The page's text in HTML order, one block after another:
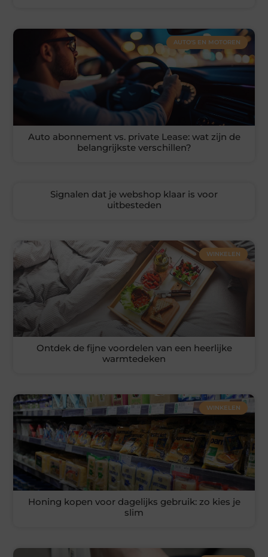
AUTO'S EN MOTOREN
Auto abonnement vs. private Lease: wat zijn de
belangrijkste verschillen?
Signalen dat je webshop klaar is voor
uitbesteden
WINKELEN
Ontdek de fijne voordelen van een heerlijke
warmtedeken
WINKELEN
Honing kopen voor dagelijks gebruik: zo kies je
slim